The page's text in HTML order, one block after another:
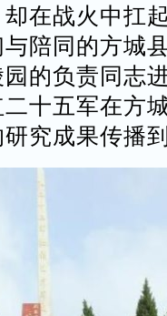
在战火中扛
陪同的方城
的负责同志
十五军在方
究成果传播